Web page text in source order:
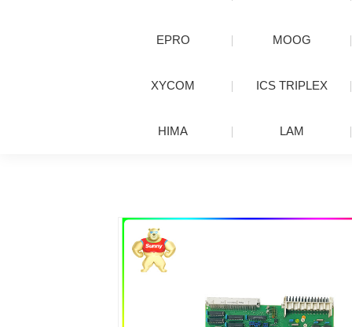
EPRO MOOG
XYCOM ICS TRIPLEX
HIMA LAM